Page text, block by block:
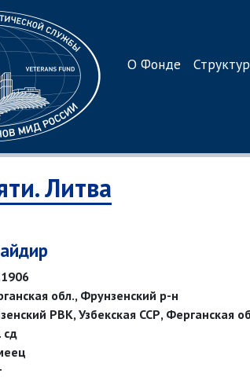
О Фонде
Литва
обл., Фрунзенский р-н
РВК, Узбекская ССР, Ферганская
сд